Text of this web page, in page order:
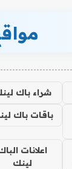
شراء باك
باقات باك
اعلانات
لينك